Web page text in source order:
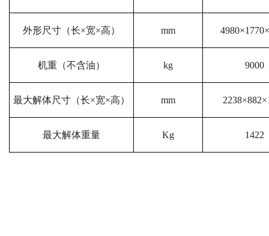
外形尺寸（长×宽×高） mm
机重（不含油） kg 9000
最大解体尺寸（长×宽×高） mm
最大解体重量 Kg 1422